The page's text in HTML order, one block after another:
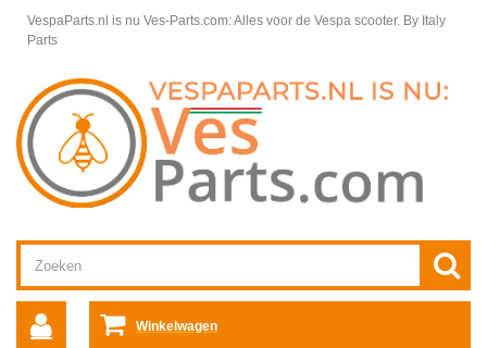
VespaParts.nl is nu Ves-Parts.com: Alles voor de Vespa scooter. By Italy
Parts
Winkelwagen